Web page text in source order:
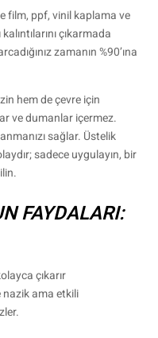
film, ppf, vinil kaplama ve
çıkarmada
zamanın %90’ına
hem de çevre için
ve dumanlar içermez.
sağlar. Üstelik
sadece uygulayın, bir
FAYDALARI:
çıkarır
ama etkili